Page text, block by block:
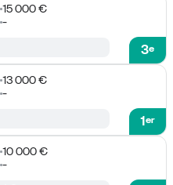
15 000 €
-
3e
13 000 €
-
1er
10 000 €
-